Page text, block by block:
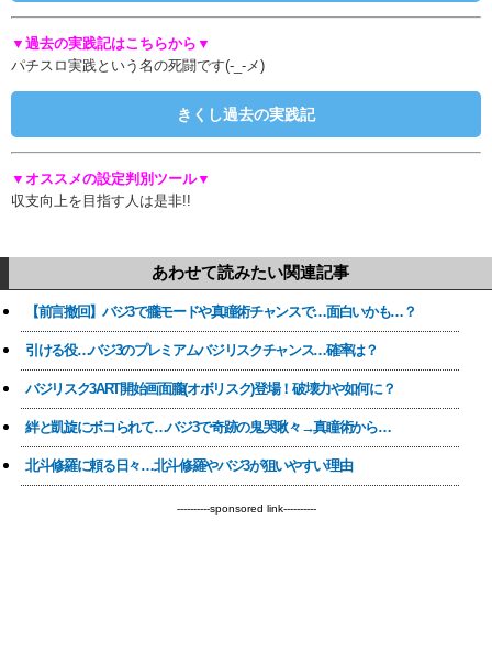
▼過去の実践記はこちらから▼
パチスロ実践という名の死闘です(-_-メ)
きくし過去の実践記
▼オススメの設定判別ツール▼
収支向上を目指す人は是非!!
あわせて読みたい関連記事
【前言撤回】バジ3で朧モードや真瞳術チャンスで…面白いかも…？
引ける役…バジ3のプレミアムバジリスクチャンス…確率は？
バジリスク3ART開始画面朧(オボリスク)登場！破壊力や如何に？
絆と凱旋にボコられて…バジ3で奇跡の鬼哭啾々→真瞳術から…
北斗修羅に頼る日々…北斗修羅やバジ3が狙いやすい理由
----------sponsored link----------